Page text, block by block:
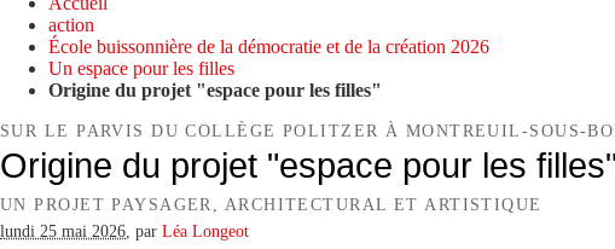
action
École buissonnière de la démocratie et de la création 2026
Un espace pour les filles
Origine du projet "espace pour les filles"
SUR LE PARVIS DU COLLÈGE POLITZER À MONTREUIL-SOUS-
Origine du projet "espace pour les filles"
UN PROJET PAYSAGER, ARCHITECTURAL ET ARTISTIQUE
lundi 25 mai 2026 par Léa Longeot